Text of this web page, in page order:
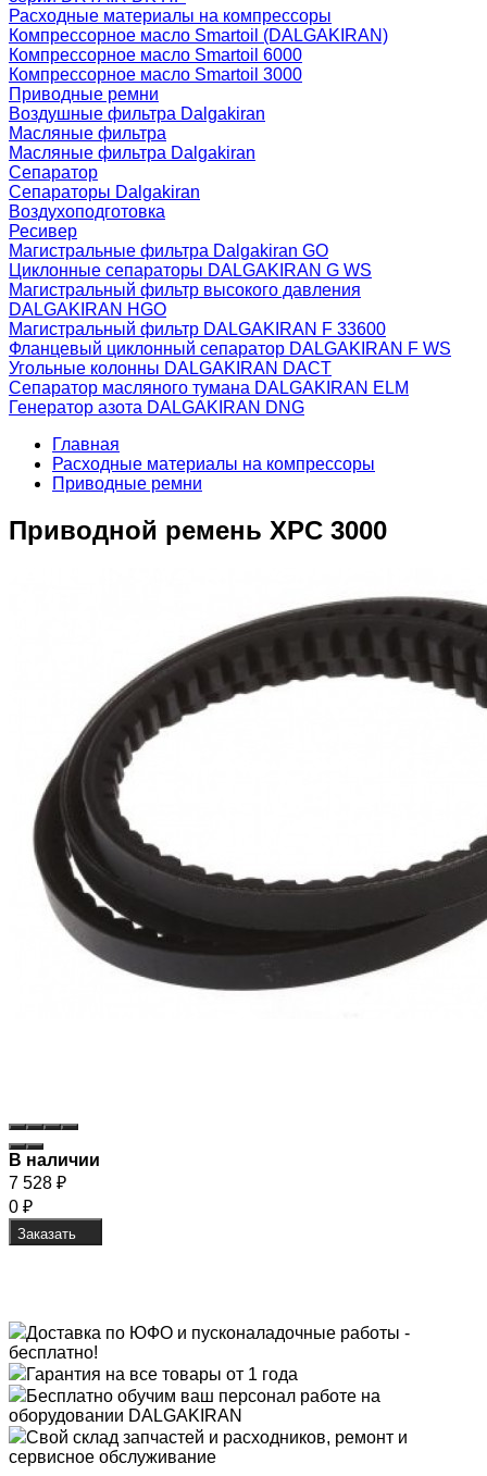
Расходные материалы на компрессоры
Компрессорное масло Smartoil (DALGAKIRAN)
Компрессорное масло Smartoil 6000
Компрессорное масло Smartoil 3000
Приводные ремни
Воздушные фильтра Dalgakiran
Масляные фильтра
Масляные фильтра Dalgakiran
Сепаратор
Сепараторы Dalgakiran
Воздухоподготовка
Ресивер
Магистральные фильтра Dalgakiran GO
Циклонные сепараторы DALGAKIRAN G WS
Магистральный фильтр высокого давления
DALGAKIRAN HGO
Магистральный фильтр DALGAKIRAN F 33600
Фланцевый циклонный сепаратор DALGAKIRAN F WS
Угольные колонны DALGAKIRAN DACT
Сепаратор масляного тумана DALGAKIRAN ELM
Генератор азота DALGAKIRAN DNG
Главная
Расходные материалы на компрессоры
Приводные ремни
Приводной ремень XPC 3000
В наличии
7 528 ₽
0 ₽
Заказать
Доставка по ЮФО и пусконаладочные работы -
бесплатно!
Гарантия на все товары от 1 года
Бесплатно обучим ваш персонал работе на
оборудовании DALGAKIRAN
Свой склад запчастей и расходников, ремонт и
сервисное обслуживание